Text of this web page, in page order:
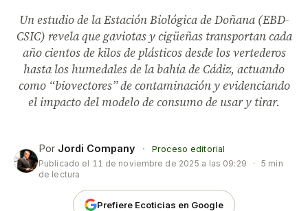
Un estudio de la Estación Biológica de Doñana (EBD-
CSIC) revela que gaviotas y cigüeñas transportan cada
año cientos de kilos de plásticos desde los vertederos
hasta los humedales de la bahía de Cádiz, actuando
como “biovectores” de contaminación y evidenciando
el impacto del modelo de consumo de usar y tirar.
Por Jordi Company ·
Proceso editorial
Publicado el 11 de noviembre de 2025 a las 09:29 ·
5 min
de lectura
Prefiere Ecoticias en Google